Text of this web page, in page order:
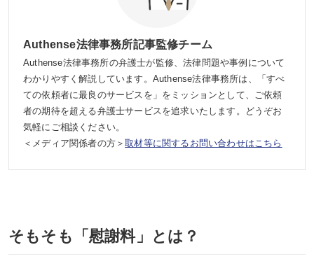
Authense法律事務所記事監修チーム
Authense法律事務所の弁護士が監修、法律問題や事例について
わかりやすく解説しています。Authense法律事務所は、「すべ
ての依頼者に最良のサービスを」をミッションとして、ご依頼
者の期待を超える弁護士サービスを追求いたします。どうぞお
気軽にご相談ください。
＜メディア関係者の方＞取材等に関するお問い合わせはこちら
そもそも「慰謝料」とは？